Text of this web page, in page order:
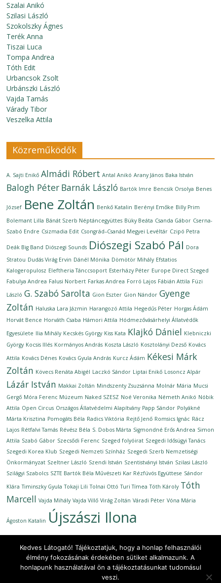
Szalai Anikó
Szilasi László
Szokolszky Ágnes
Terék Anna
Tiszai Luca
Tompa Andrea
Tóth Edit
Urbancsok Zsolt
Urbánszki László
Vajda Tamás
Várady Tibor
Veszelka Attila
Közreműködők
A. Sajti Enikő Almádi Róbert Antal Anikó Arany János Baka István
Balogh Péter Barnák László Bartók Imre Bencsik Orsolya Benes
József Bene Zoltán Benkő Katalin Berényi Emőke Billy Prim
Bolemant Lilla Bánát Szerb Néptáncegyüttes Büky Beáta Csanda Gábor Cserna-
Szabó Endre Csizmadia Edit Csongrád–Csanád Megyei Levéltár Czipó Petra
Deák Big Band Diószegi Sounds Diószegi Szabó Pál Dora
Stratou Dudás Virág Ervin Dánél Mónika Dömötör Mihály Efstatios
Kalogeropulosz Eleftheria Tánccsoport Esterházy Péter Europe Direct Szeged
Fabulya Andrea Falusi Norbert Farkas Andrea Forró Lajos Fábián Attila Füzi
László G. Szabó Sarolta Gion Eszter Gion Nándor Gyenge
Zoltán Haluska Lara Jázmin Harangozó Attila Hegedűs Péter Horgas Ádám
Horvát Bence Horváth Csaba Hámori Attila Hódmezővásárhelyi Állatvédők
Egyesülete Ilia Mihály Kecskés György Kiss Kata Klajkó Dániel Klebniczki
György Kocsis Illés Kormányos András Koszta László Kosztolányi Dezső Kovács
Attila Kovács Dénes Kovács Gyula András Kurcz Ádám Kékesi Márk
Zoltán Kövecs Renáta Abigél Laczkó Sándor Liptai Enikő Losoncz Alpár
Lázár István Makkai Zoltán Mindszenty Zsuzsánna Molnár Mária Mucsi
Gergő Móra Ferenc Múzeum Naked SZESZ Noé Veronika Németh Anikó Nóbik
Attila Open Circus Országos Állatvédelmi Alapítvány Papp Sándor Polyákné
Márta Krisztina Pomogáts Béla Radics Viktória Rejtő Jenő Romsics Ignác Rácz
Lajos Rétfalvi Tamás Révész Béla S. Dobos Márta Sigmondné Erős Andrea Simon
Attila Szabó Gábor Szecsődi Ferenc Szeged folyóirat Szegedi Idősügyi Tanács
Szegedi Korea Klub Szegedi Nemzeti Színház Szegedi Szerb Nemzetiségi
Önkormányzat Szeltner László Szendi István Szentistványi István Szilasi László
Szilágyi Szabolcs SZTE Bartók Béla Művészeti Kar Rézfúvós Együttese Sándor
Klára Timinszky Gyula Tokaji Lili Tolnai Ottó Turi Tímea Tóth Károly Tóth
Marcell Vajda Mihály Vajda Villő Virág Zoltán Váradi Péter Vóna Mária
Ágoston Katalin Újszászi Ilona
Copyright © 2026Ünnepi Könyvhét Szeged, 2020. szeptember
All rights reserved.
Kedves Látogató! Tájékoztatjuk, hogy a honlap felhasználói
élmény fokozásának érdekében sütiket alkalmazunk. A
honlapunk használatával ön a tájékoztatásunkat tudomásul
veszi.